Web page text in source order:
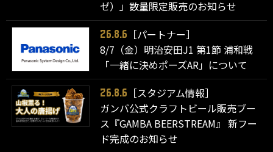
ゼ）」数量限定販売のお知らせ
26.8.6
［パートナー］
8/7（金）明治安田J1 第1節 浦和戦
「一緒に決めポーズAR」について
26.8.6
［スタジアム情報］
ガンバ公式クラフトビール販売ブー
ス『GAMBA BEERSTREAM』 新フー
ド完成のお知らせ